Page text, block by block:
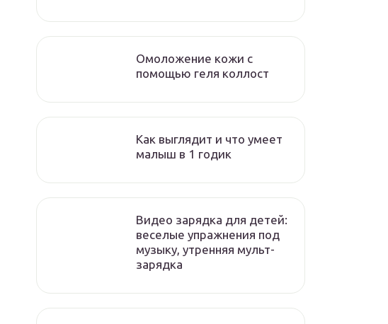
Омоложение кожи с
помощью геля коллост
Как выглядит и что умеет
малыш в 1 годик
Видео зарядка для детей:
веселые упражнения под
музыку, утренняя мульт-
зарядка